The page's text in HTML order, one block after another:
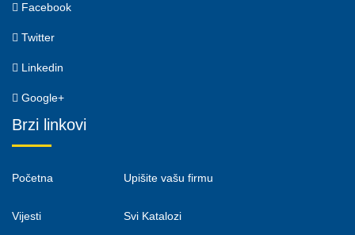
Facebook
Twitter
Linkedin
Google+
Brzi linkovi
Početna
Vijesti
Upišite vašu firmu
Svi Katalozi